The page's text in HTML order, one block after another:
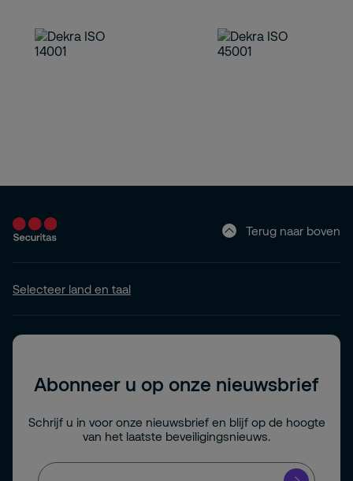
Terug naar boven
Selecteer land en taal
Abonneer u op onze nieuwsbrief
Schrijf u in voor onze nieuwsbrief en blijf op de hoogte
van het laatste beveiligingsnieuws.